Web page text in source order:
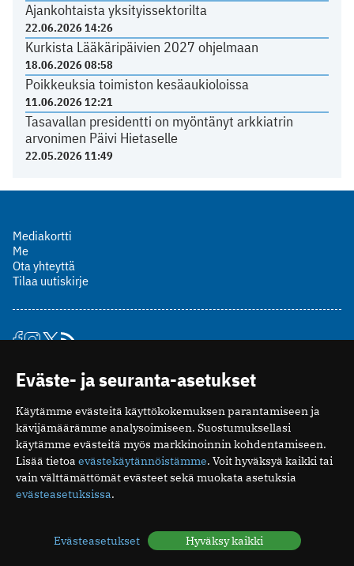
Ajankohtaista yksityissektorilta
22.06.2026 14:26
Kurkista Lääkäripäivien 2027 ohjelmaan
18.06.2026 08:58
Poikkeuksia toimiston kesäaukioloissa
11.06.2026 12:21
Tasavallan presidentti on myöntänyt arkkiatrin
arvonimen Päivi Hietaselle
22.05.2026 11:49
Mediakortti
Me
Ota yhteyttä
Tilaa uutiskirje
Suomen Lääkäriliitto
Mäkelänkatu 2, PL 49
00510 Helsinki
puh. (09) 393 091
toimitus@potilaanlaakarilehti.fi
ISSN 2323-9476
Eväste- ja seuranta-asetukset
Käytämme evästeitä käyttökokemuksen parantamiseen ja
kävijämäärämme analysoimiseen. Suostumuksellasi
käytämme evästeitä myös markkinoinnin kohdentamiseen.
Lisää tietoa evästekäytännöistämme. Voit hyväksyä kaikki tai
vain välttämättömät evästeet sekä muokata asetuksia
evästeasetuksissa.
Evästeasetukset Hyväksy kaikki